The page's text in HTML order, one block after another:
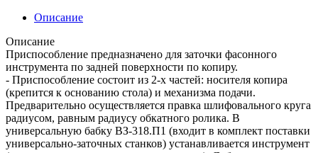
Описание
Описание
Приспособление предназначено для заточки фасонного
инструмента по задней поверхности по копиру.
- Приспособление состоит из 2-х частей: носителя копира
(крепится к основанию стола) и механизма подачи.
Предварительно осуществляется правка шлифовального круга
радиусом, равным радиусу обкатного ролика. В
универсальную бабку ВЗ-318.П1 (входит в комплект поставки
универсально-заточных станков) устанавливается инструмент